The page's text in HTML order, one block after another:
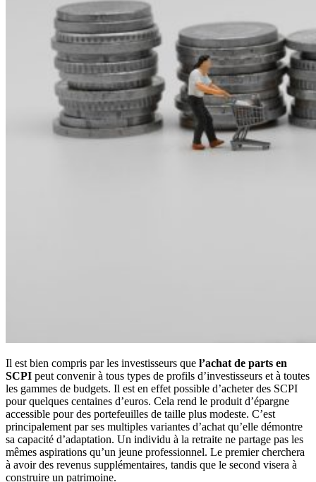
Il est bien compris par les investisseurs que l’achat de parts en
SCPI peut convenir à tous types de profils d’investisseurs et à toutes
les gammes de budgets. Il est en effet possible d’acheter des SCPI
pour quelques centaines d’euros. Cela rend le produit d’épargne
accessible pour des portefeuilles de taille plus modeste. C’est
principalement par ses multiples variantes d’achat qu’elle démontre
sa capacité d’adaptation. Un individu à la retraite ne partage pas les
mêmes aspirations qu’un jeune professionnel. Le premier cherchera
à avoir des revenus supplémentaires, tandis que le second visera à
construire un patrimoine.